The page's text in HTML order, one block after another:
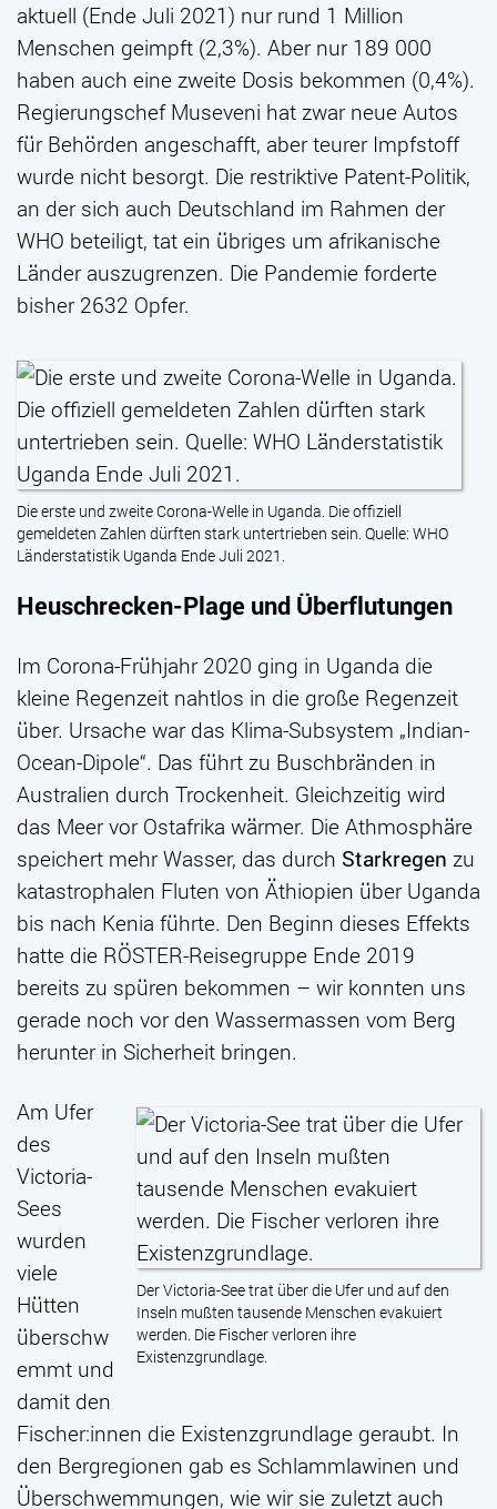
aktuell (Ende Juli 2021) nur rund 1 Million
Menschen geimpft (2,3%). Aber nur 189 000
haben auch eine zweite Dosis bekommen (0,4%).
Regierungschef Museveni hat zwar neue Autos
für Behörden angeschafft, aber teurer Impfstoff
wurde nicht besorgt. Die restriktive Patent-Politik,
an der sich auch Deutschland im Rahmen der
WHO beteiligt, tat ein übriges um afrikanische
Länder auszugrenzen. Die Pandemie forderte
bisher 2632 Opfer.
Die erste und zweite Corona-Welle in Uganda. Die offiziell
gemeldeten Zahlen dürften stark untertrieben sein. Quelle: WHO
Länderstatistik Uganda Ende Juli 2021.
Heuschrecken-Plage und Überflutungen
Im Corona-Frühjahr 2020 ging in Uganda die
kleine Regenzeit nahtlos in die große Regenzeit
über. Ursache war das Klima-Subsystem „Indian-
Ocean-Dipole“. Das führt zu Buschbränden in
Australien durch Trockenheit. Gleichzeitig wird
das Meer vor Ostafrika wärmer. Die Athmosphäre
speichert mehr Wasser, das durch Starkregen zu
katastrophalen Fluten von Äthiopien über Uganda
bis nach Kenia führte. Den Beginn dieses Effekts
hatte die RÖSTER-Reisegruppe Ende 2019
bereits zu spüren bekommen – wir konnten uns
gerade noch vor den Wassermassen vom Berg
herunter in Sicherheit bringen.
Der Victoria-See trat über die Ufer und auf den
Inseln mußten tausende Menschen evakuiert
werden. Die Fischer verloren ihre
Existenzgrundlage.
Am Ufer
des
Victoria-
Sees
wurden
viele
Hütten
überschw
emmt und
damit den
Fischer:innen die Existenzgrundlage geraubt. In
den Bergregionen gab es Schlammlawinen und
Überschwemmungen, wie wir sie zuletzt auch